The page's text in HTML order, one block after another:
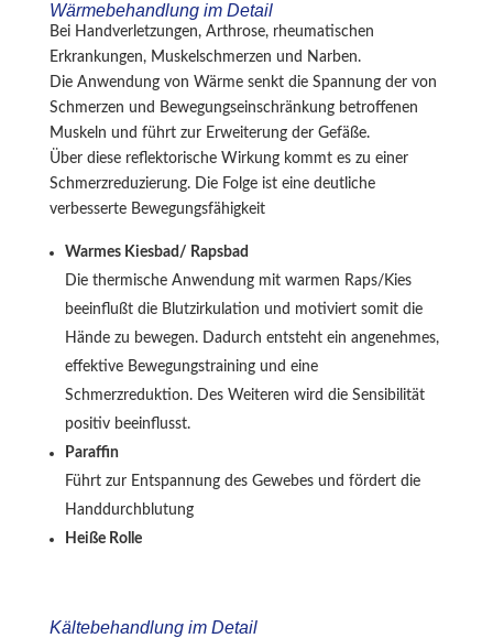
Wärmebehandlung im Detail
Bei Handverletzungen, Arthrose, rheumatischen
Erkrankungen, Muskelschmerzen und Narben.
Die Anwendung von Wärme senkt die Spannung der von
Schmerzen und Bewegungseinschränkung betroffenen
Muskeln und führt zur Erweiterung der Gefäße.
Über diese reflektorische Wirkung kommt es zu einer
Schmerzreduzierung. Die Folge ist eine deutliche
verbesserte Bewegungsfähigkeit
Warmes Kiesbad/ Rapsbad
Die thermische Anwendung mit warmen Raps/Kies
beeinflußt die Blutzirkulation und motiviert somit die
Hände zu bewegen. Dadurch entsteht ein angenehmes,
effektive Bewegungstraining und eine
Schmerzreduktion. Des Weiteren wird die Sensibilität
positiv beeinflusst.
Paraffin
Führt zur Entspannung des Gewebes und fördert die
Handdurchblutung
Heiße Rolle
Kältebehandlung im Detail